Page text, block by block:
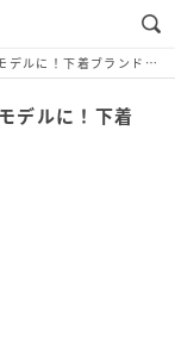
華、前田希美、江野沢愛美がイメージモデルに！下着ブランド「Belletia PARIS」
デルに！下着